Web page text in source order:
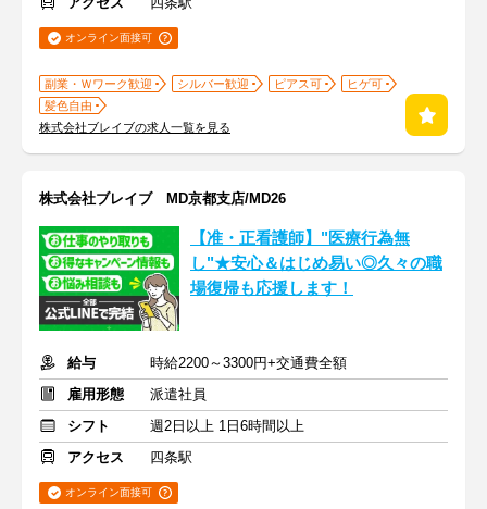
オンライン面接可
副業・Ｗワーク歓迎 シルバー歓迎 ピアス可
ヒゲ可
髪色自由
株式会社ブレイブの求人一覧を見る
株式会社ブレイブ MD京都支店/MD26
【准・正看護師】"医療行為無
し"★安心＆はじめ易い◎久々の職
場復帰も応援します！
給与
時給2200～3300円+交通費全額
雇用形態
派遣社員
シフト
週2日以上 1日6時間以上
アクセス
四条駅
オンライン面接可